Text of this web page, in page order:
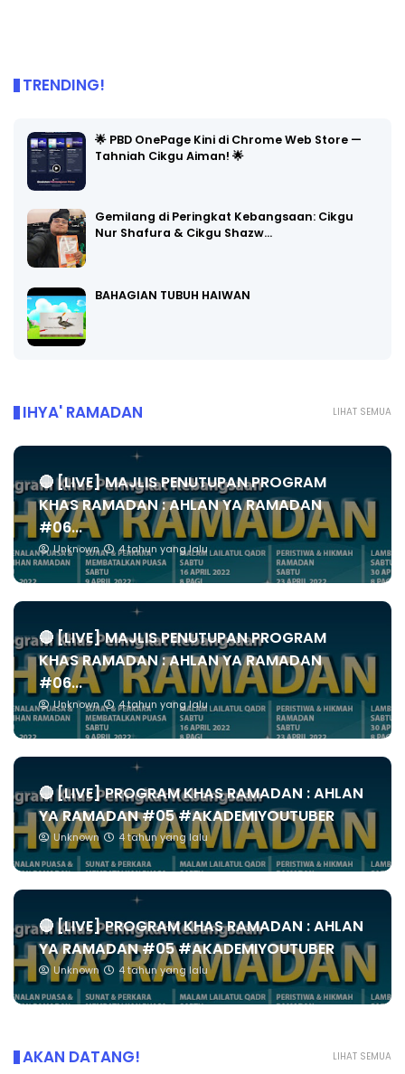
TRENDING!
🌟 PBD OnePage Kini di Chrome Web Store —
Tahniah Cikgu Aiman! 🌟
Gemilang di Peringkat Kebangsaan: Cikgu
Nur Shafura & Cikgu Shazw…
BAHAGIAN TUBUH HAIWAN
LIHAT SEMUA
IHYA' RAMADAN
🔴 [LIVE] MAJLIS PENUTUPAN PROGRAM
KHAS RAMADAN : AHLAN YA RAMADAN
#06...
Unknown 4 tahun yang lalu
🔴 [LIVE] MAJLIS PENUTUPAN PROGRAM
KHAS RAMADAN : AHLAN YA RAMADAN
#06...
Unknown 4 tahun yang lalu
🔴 [LIVE] PROGRAM KHAS RAMADAN : AHLAN
YA RAMADAN #05 #AKADEMIYOUTUBER
Unknown 4 tahun yang lalu
🔴 [LIVE] PROGRAM KHAS RAMADAN : AHLAN
YA RAMADAN #05 #AKADEMIYOUTUBER
Unknown 4 tahun yang lalu
LIHAT SEMUA
AKAN DATANG!